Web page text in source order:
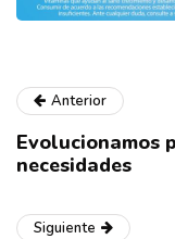
Anterior
Evolucionamos
necesidades
Siguiente